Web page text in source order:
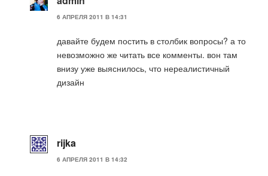
6 АПРЕЛЯ 2011 В 14:31
давайте будем постить в столбик вопросы? а то
невозможно же читать все комменты. вон там
внизу уже выяснилось, что нереалистичный
дизайн
rijka
6 АПРЕЛЯ 2011 В 14:32